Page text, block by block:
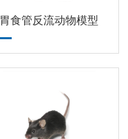
胃食管反流动物模型